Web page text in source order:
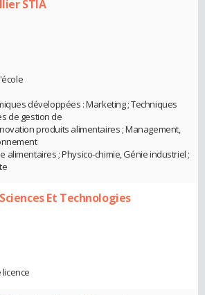
STIA
développées : Marketing ; Techniques
de gestion de
produits alimentaires ; Management,
alimentaires ; Physico-chimie, Génie industriel ;
Et Technologies